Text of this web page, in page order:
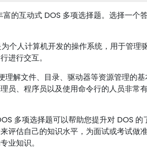
的互动式 DOS 多项选择题。选择一个
个人计算机开发的操作系统，用于管理
进行交互。
理解文件、目录、驱动器等资源管理的
员、程序员以及使用命令行的人员非常
多项选择题可以帮助您提升对 DOS 的
评估自己的知识水平，为面试或考试做
业知识。